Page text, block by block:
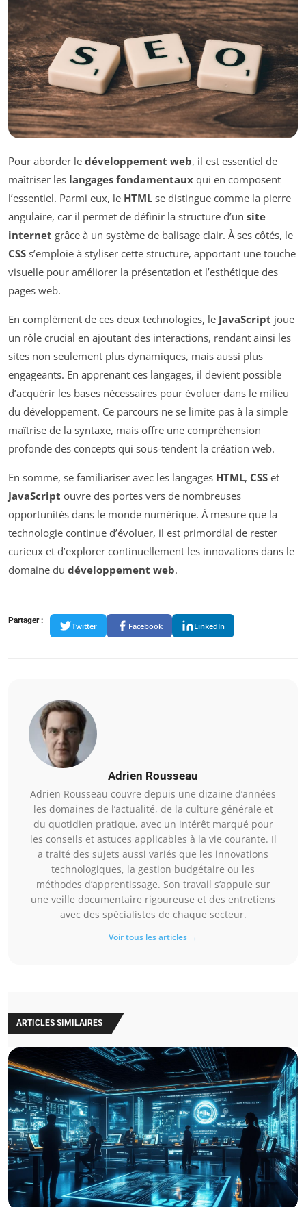
Pour aborder le développement web, il est essentiel de
maîtriser les langages fondamentaux qui en composent
l’essentiel. Parmi eux, le HTML se distingue comme la pierre
angulaire, car il permet de définir la structure d’un site
internet grâce à un système de balisage clair. À ses côtés, le
CSS s’emploie à styliser cette structure, apportant une touche
visuelle pour améliorer la présentation et l’esthétique des
pages web.
En complément de ces deux technologies, le JavaScript joue
un rôle crucial en ajoutant des interactions, rendant ainsi les
sites non seulement plus dynamiques, mais aussi plus
engageants. En apprenant ces langages, il devient possible
d’acquérir les bases nécessaires pour évoluer dans le milieu
du développement. Ce parcours ne se limite pas à la simple
maîtrise de la syntaxe, mais offre une compréhension
profonde des concepts qui sous-tendent la création web.
En somme, se familiariser avec les langages HTML, CSS et
JavaScript ouvre des portes vers de nombreuses
opportunités dans le monde numérique. À mesure que la
technologie continue d’évoluer, il est primordial de rester
curieux et d’explorer continuellement les innovations dans le
domaine du développement web.
Partager :
Twitter Facebook LinkedIn
Adrien Rousseau
Adrien Rousseau couvre depuis une dizaine d’années
les domaines de l’actualité, de la culture générale et
du quotidien pratique, avec un intérêt marqué pour
les conseils et astuces applicables à la vie courante. Il
a traité des sujets aussi variés que les innovations
technologiques, la gestion budgétaire ou les
méthodes d’apprentissage. Son travail s’appuie sur
une veille documentaire rigoureuse et des entretiens
avec des spécialistes de chaque secteur.
Voir tous les articles →
ARTICLES SIMILAIRES